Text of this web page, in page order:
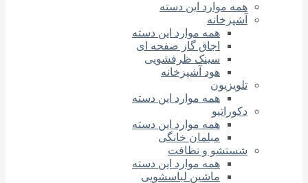
همه موارد این دسته
آشپزخانه
همه موارد این دسته
اجاق گاز صفحه‌ ای
سینک ظرفشویی
هود آشپزخانه
تلویزیون
همه موارد این دسته
دکوراتیو
همه موارد این دسته
مبلمان خانگی
شستشو و نظافت
همه موارد این دسته
ماشین لباسشویی